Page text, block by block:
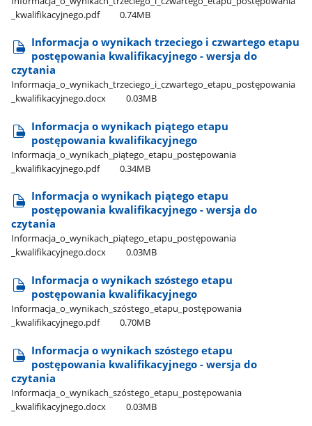
_kwalifikacyjnego.pdf
0.74MB
Informacja o wynikach trzeciego i czwartego etapu
postępowania kwalifikacyjnego - wersja do
czytania
Informacja​_o​_wynikach​_trzeciego​_i​_czwartego​_etapu​_postępowania​
_kwalifikacyjnego.docx
0.03MB
Informacja o wynikach piątego etapu
postępowania kwalifikacyjnego
Informacja​_o​_wynikach​_piątego​_etapu​_postępowania​
_kwalifikacyjnego.pdf
0.34MB
Informacja o wynikach piątego etapu
postępowania kwalifikacyjnego - wersja do
czytania
Informacja​_o​_wynikach​_piątego​_etapu​_postępowania​
_kwalifikacyjnego.docx
0.03MB
Informacja o wynikach szóstego etapu
postępowania kwalifikacyjnego
Informacja​_o​_wynikach​_szóstego​_etapu​_postępowania​
_kwalifikacyjnego.pdf
0.70MB
Informacja o wynikach szóstego etapu
postępowania kwalifikacyjnego - wersja do
czytania
Informacja​_o​_wynikach​_szóstego​_etapu​_postępowania​
_kwalifikacyjnego.docx
0.03MB